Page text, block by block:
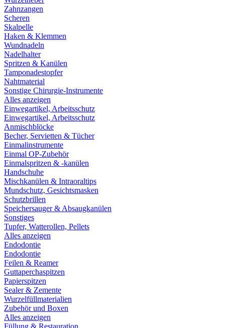
Zahnzangen
Scheren
Skalpelle
Haken & Klemmen
Wundnadeln
Nadelhalter
Spritzen & Kanülen
Tamponadestopfer
Nahtmaterial
Sonstige Chirurgie-Instrumente
Alles anzeigen
Einwegartikel, Arbeitsschutz
Einwegartikel, Arbeitsschutz
Anmischblöcke
Becher, Servietten & Tücher
Einmalinstrumente
Einmal OP-Zubehör
Einmalspritzen & -kanülen
Handschuhe
Mischkanülen & Intraoraltips
Mundschutz, Gesichtsmasken
Schutzbrillen
Speichersauger & Absaugkanülen
Sonstiges
Tupfer, Watterollen, Pellets
Alles anzeigen
Endodontie
Endodontie
Feilen & Reamer
Guttaperchaspitzen
Papierspitzen
Sealer & Zemente
Wurzelfüllmaterialien
Zubehör und Boxen
Alles anzeigen
Füllung & Restauration